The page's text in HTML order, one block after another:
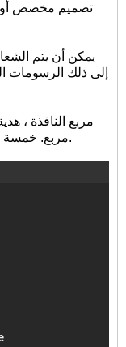
إلى ذلك الرسومات
مربع. خمسة طبقة الكرتون التصدير أؤكد شحنة السلامة.